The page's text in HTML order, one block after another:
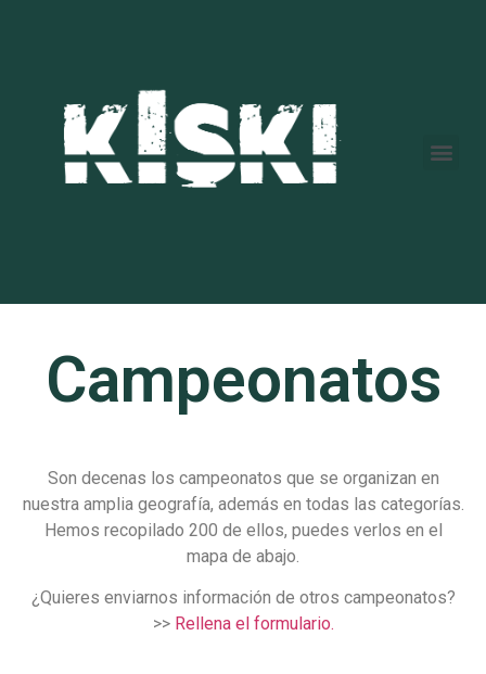
Campeonatos
Son decenas los campeonatos que se organizan en
nuestra amplia geografía, además en todas las categorías.
Hemos recopilado 200 de ellos, puedes verlos en el
mapa de abajo.
¿Quieres enviarnos información de otros campeonatos?
>> Rellena el formulario.